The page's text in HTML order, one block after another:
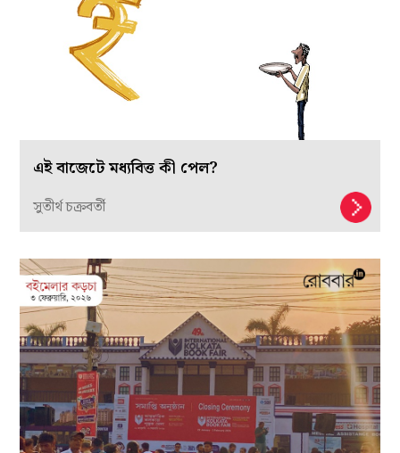
এই বাজেটে মধ্যবিত্ত কী পেল?
সুতীর্থ চক্রবর্তী